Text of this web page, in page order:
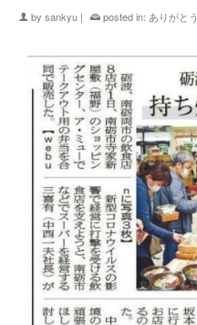
by sankyu | posted in: ありがと